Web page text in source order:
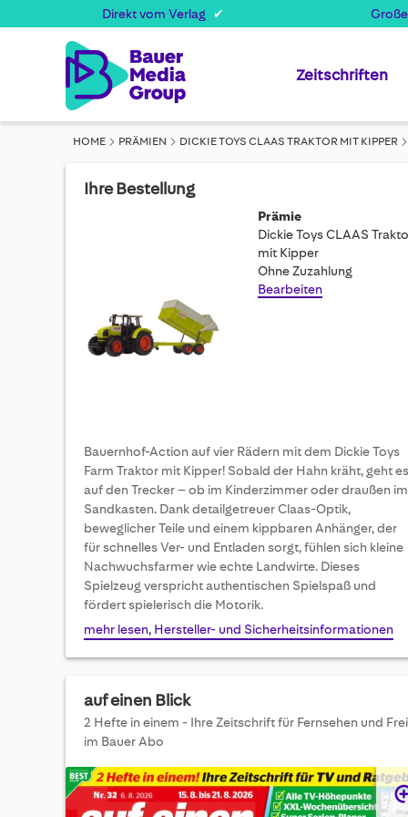
Direkt vom Verlag
Zeitschriften
HOME PRÄMIEN DICKIE TOYS CLAAS TRAKTOR MIT KIPPER
Ihre Bestellung
Prämie
Dickie Toys CLAAS
mit Kipper
Ohne Zuzahlung
Bearbeiten
Bauernhof-Action auf vier Rädern mit dem Dickie Toys
Farm Traktor mit Kipper! Sobald der Hahn kräht, geht es
auf den Trecker – ob im Kinderzimmer oder draußen im
Sandkasten. Dank detailgetreuer Claas-Optik,
beweglicher Teile und einem kippbaren Anhänger, der
für schnelles Ver- und Entladen sorgt, fühlen sich kleine
Nachwuchsfarmer wie echte Landwirte. Dieses
Spielzeug verspricht authentischen Spielspaß und
fördert spielerisch die Motorik.
mehr lesen, Hersteller- und Sicherheitsinformationen
auf einen Blick
2 Hefte in einem - Ihre Zeitschrift für Fernsehen und
im Bauer Abo
Skip
to
the